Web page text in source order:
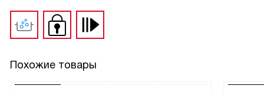
Похожие товары